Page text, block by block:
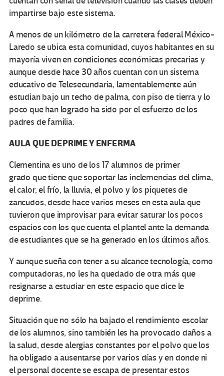
impartirse bajo este sistema.
A menos de un kilómetro de la carretera federal México-
Laredo se ubica esta comunidad, cuyos habitantes en su
mayoría viven en condiciones económicas precarias y
aunque desde hace 30 años cuentan con un sistema
educativo de Telesecundaria, lamentablemente aún
estudian bajo un techo de palma, con piso de tierra y lo
poco que han logrado ha sido por el esfuerzo de los
padres de familia.
AULA QUE DEPRIME Y ENFERMA
Clementina es uno de los 17 alumnos de primer
grado que tiene que soportar las inclemencias del clima,
el calor, el frío, la lluvia, el polvo y los piquetes de
zancudos, desde hace varios meses en esta aula que
tuvieron que improvisar para evitar saturar los pocos
espacios con los que cuenta el plantel ante la demanda
de estudiantes que se ha generado en los últimos años.
Y aunque sueña con tener a su alcance tecnología, como
computadoras, no les ha quedado de otra más que
resignarse a estudiar en este espacio que dice le
deprime.
Situación que no sólo ha bajado el rendimiento escolar
de los alumnos, sino también les ha provocado daños a
la salud, desde alergias constantes por el polvo que los
ha obligado a ausentarse por varios días y en donde ni
el personal docente se escapa de presentar estos